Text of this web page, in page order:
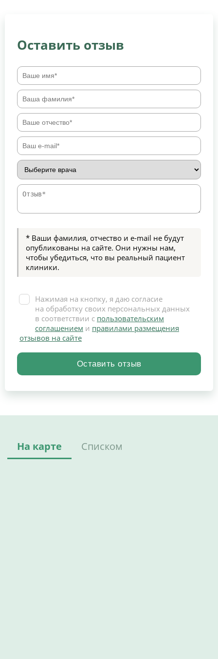
Оставить отзыв
* Ваши фамилия, отчество и e-mail не будут
опубликованы на сайте. Они нужны нам,
чтобы убедиться, что вы реальный пациент
клиники.
Нажимая на кнопку, я даю согласие
на обработку своих персональных данных
в соответствии с пользовательским
соглашением и правилами размещения
отзывов на сайте
На карте Списком